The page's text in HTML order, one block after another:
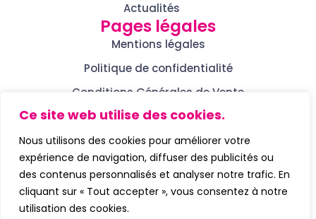
Ce site web utilise des cookies.
Nous utilisons des cookies pour améliorer votre
expérience de navigation, diffuser des publicités ou
des contenus personnalisés et analyser notre trafic. En
cliquant sur « Tout accepter », vous consentez à notre
utilisation des cookies.
Actualités
Pages légales
Mentions légales
Politique de confidentialité
Conditions Générales de Vente
Contactez-nous
01 76 21 95 60
3 Rue Montesquieu,
92600 ASNIÈRES-SUR-SEINE